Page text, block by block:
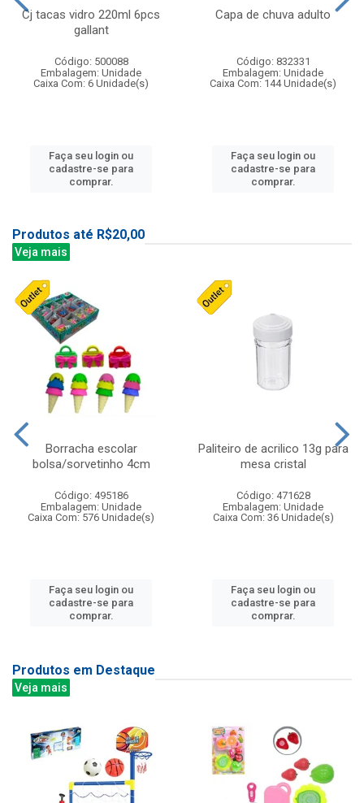
Cj tacas vidro 220ml 6pcs
gallant
Código: 500088
Embalagem: Unidade
Caixa Com: 6 Unidade(s)
Faça seu login ou
cadastre-se para
comprar.
Capa de chuva adulto
Código: 832331
Embalagem: Unidade
Caixa Com: 144 Unidade(s)
Faça seu login ou
cadastre-se para
comprar.
Produtos até R$20,00
Veja mais
Borracha escolar
bolsa/sorvetinho 4cm
Código: 495186
Embalagem: Unidade
Caixa Com: 576 Unidade(s)
Faça seu login ou
cadastre-se para
comprar.
Paliteiro de acrilico 13g para
mesa cristal
Código: 471628
Embalagem: Unidade
Caixa Com: 36 Unidade(s)
Faça seu login ou
cadastre-se para
comprar.
Produtos em Destaque
Veja mais